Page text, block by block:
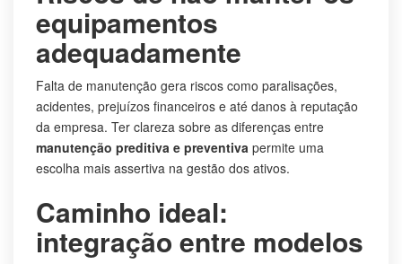
equipamentos
adequadamente
Falta de manutenção gera riscos como paralisações,
acidentes, prejuízos financeiros e até danos à reputação
da empresa. Ter clareza sobre as diferenças entre
manutenção preditiva e preventiva permite uma
escolha mais assertiva na gestão dos ativos.
Caminho ideal:
integração entre modelos